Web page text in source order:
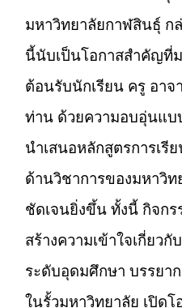
มหาวิทยาลัยกาฬสินธุ์ ก
นี้นับเป็นโอกาสสำคัญที่
ต้อนรับนักเรียน ครู อาจ
ท่าน ด้วยความอบอุ่นแ
นำเสนอหลักสูตรการเรี
ด้านวิชาการของมหาวิท
ชัดเจนยิ่งขึ้น ทั้งนี้ กิจกร
สร้างความเข้าใจเกี่ยว
ระดับอุดมศึกษา บรรยา
ในรั้วมหาวิทยาลัย เปิดโ